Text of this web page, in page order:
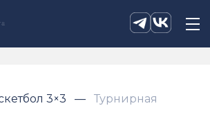
3×3
Турнирная